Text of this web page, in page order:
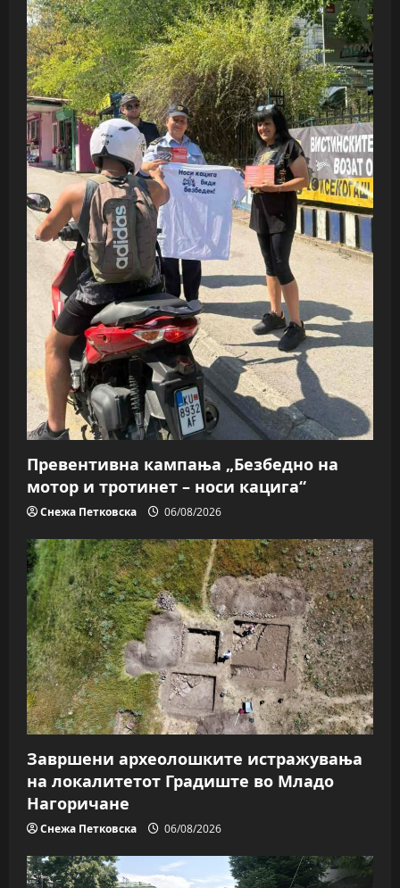
Превентивна кампања „Безбедно на
мотор и тротинет – носи кацига“
Снежа Петковска 06/08/2026
Завршени археолошките истражувања
на локалитетот Градиште во Младо
Нагоричане
Снежа Петковска 06/08/2026